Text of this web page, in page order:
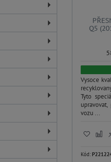
Q5
Vysoce
Tyto
vozu ...
Kód: